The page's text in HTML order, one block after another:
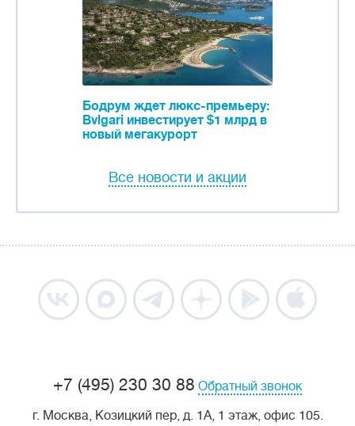
Бодрум ждет люкс-премьеру:
Bvlgari инвестирует $1 млрд в
новый мегакурорт
Все новости и акции
+7 (495) 230 30 88 Обратный звонок
г. Москва, Козицкий пер, д. 1А, 1 этаж, офис 105.